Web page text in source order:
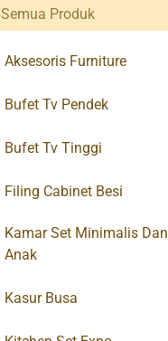
Semua Produk
Aksesoris Furniture
Bufet Tv Pendek
Bufet Tv Tinggi
Filing Cabinet Besi
Kamar Set Minimalis Dan
Anak
Kasur Busa